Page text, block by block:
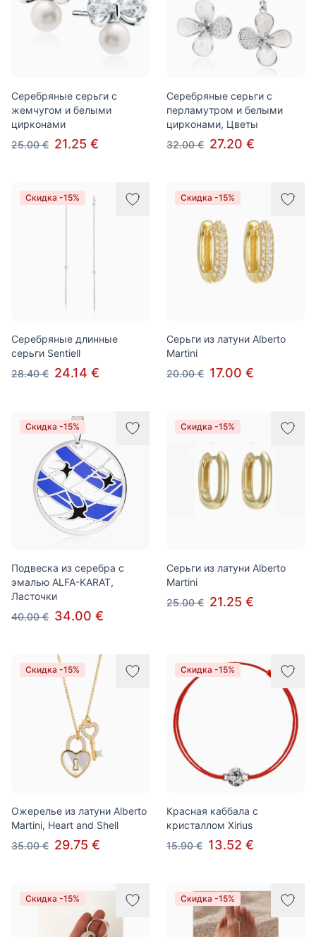
Серебряные серьги с
жемчугом и белыми
цирконами
25.00 € 21.25 €
Серебряные серьги с
перламутром и белыми
цирконами, Цветы
32.00 € 27.20 €
Скидка -15%
Серебряные длинные
серьги Sentiell
28.40 € 24.14 €
Скидка -15%
Серьги из латуни Alberto
Martini
20.00 € 17.00 €
Скидка -15%
Подвеска из серебра с
эмалью ALFA-KARAT,
Ласточки
40.00 € 34.00 €
Скидка -15%
Серьги из латуни Alberto
Martini
25.00 € 21.25 €
Скидка -15%
Ожерелье из латуни Alberto
Martini, Heart and Shell
35.00 € 29.75 €
Скидка -15%
Красная каббала с
кристаллом Xirius
15.90 € 13.52 €
Скидка -15% Скидка -15%